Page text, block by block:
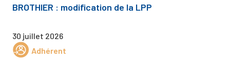
BROTHIER : modification de la LPP
30 juillet 2026
Adhérent